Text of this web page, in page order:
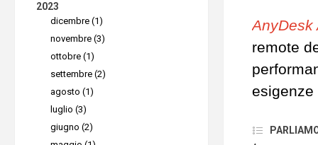
ai team
ridurre i
Allo
patch
richiede
AnyDesk
remote
esigenze
2023
dicembre (1)
novembre (3)
ottobre (1)
settembre (2)
agosto (1)
luglio (3)
giugno (2)